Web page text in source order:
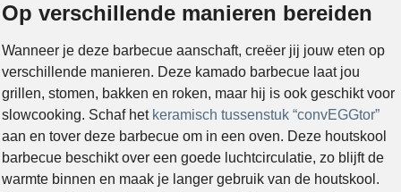
Op verschillende manieren bereiden
Wanneer je deze barbecue aanschaft, creëer jij jouw eten op
verschillende manieren. Deze kamado barbecue laat jou
grillen, stomen, bakken en roken, maar hij is ook geschikt voor
slowcooking. Schaf het keramisch tussenstuk “convEGGtor”
aan en tover deze barbecue om in een oven. Deze houtskool
barbecue beschikt over een goede luchtcirculatie, zo blijft de
warmte binnen en maak je langer gebruik van de houtskool.